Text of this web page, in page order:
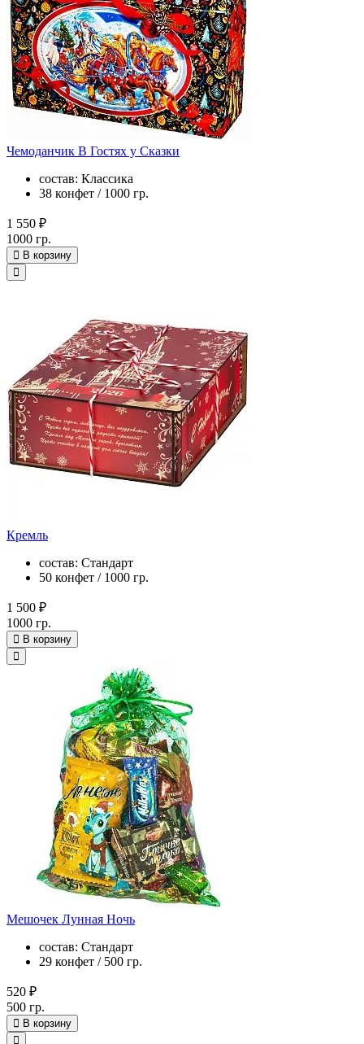
Чемоданчик В Гостях у Сказки
состав: Классика
38 конфет / 1000 гр.
1 550 ₽
1000 гр.
В корзину
Кремль
состав: Стандарт
50 конфет / 1000 гр.
1 500 ₽
1000 гр.
В корзину
Мешочек Лунная Ночь
состав: Стандарт
29 конфет / 500 гр.
520 ₽
500 гр.
В корзину